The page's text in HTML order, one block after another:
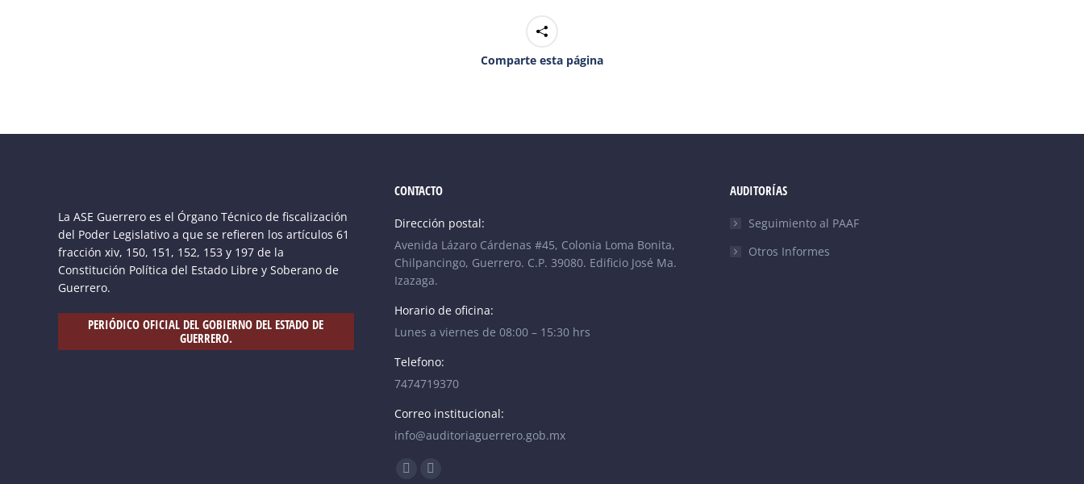
Comparte esta página
La ASE Guerrero es el Órgano Técnico de fiscalización
del Poder Legislativo a que se refieren los artículos 61
fracción xiv, 150, 151, 152, 153 y 197 de la
Constitución Política del Estado Libre y Soberano de
Guerrero.
PERIÓDICO OFICIAL DEL GOBIERNO DEL ESTADO DE
GUERRERO.
CONTACTO
Dirección postal:
Avenida Lázaro Cárdenas #45, Colonia Loma Bonita,
Chilpancingo, Guerrero. C.P. 39080. Edificio José Ma.
Izazaga.
Horario de oficina:
Lunes a viernes de 08:00 – 15:30 hrs
Telefono:
7474719370
Correo institucional:
info@auditoriaguerrero.gob.mx
Find us on:
AUDITORÍAS
Seguimiento al PAAF
Otros Informes